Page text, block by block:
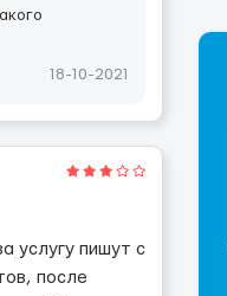
18-10-2021
услугу пишут с
после